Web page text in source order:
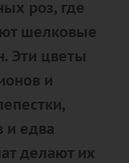
роз, где
шелковые
Эти цветы
и
и едва
делают их